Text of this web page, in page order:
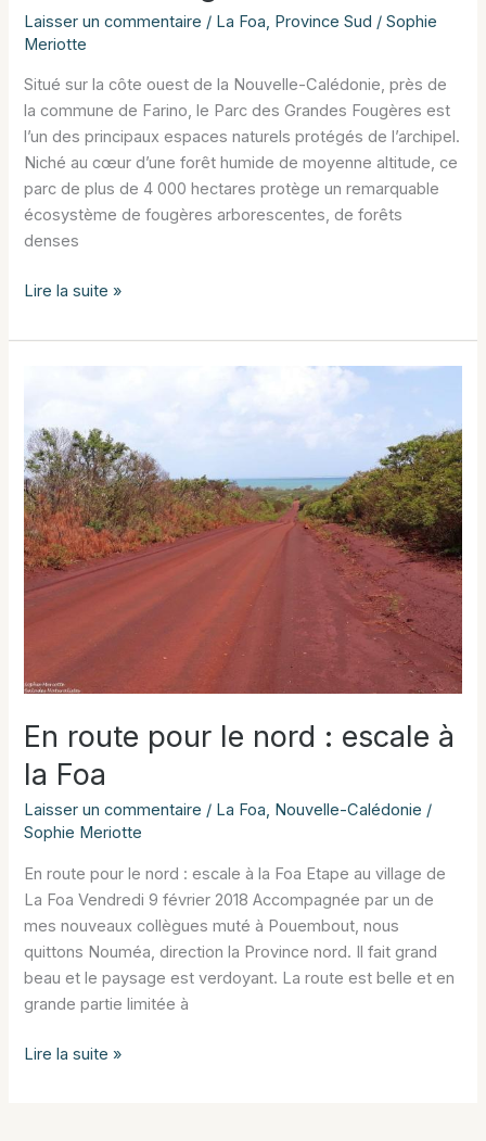
Laisser un commentaire / La Foa, Province Sud /Sophie
Meriotte
Situé sur la côte ouest de la Nouvelle-Calédonie, près de
la commune de Farino, le Parc des Grandes Fougères est
l’un des principaux espaces naturels protégés de l’archipel.
Niché au cœur d’une forêt humide de moyenne altitude, ce
parc de plus de 4 000 hectares protège un remarquable
écosystème de fougères arborescentes, de forêts
denses
Les
ans
Grandes
Fougères
Lire la suite »
En route pour le nord : escale à
la Foa
Laisser un commentaire / La Foa, Nouvelle-Calédonie /
Sophie Meriotte
En route pour le nord : escale à la Foa Etape au village de
La Foa Vendredi 9 février 2018 Accompagnée par un de
mes nouveaux collègues muté à Pouembout, nous
quittons Nouméa, direction la Province nord. Il fait grand
beau et le paysage est verdoyant. La route est belle et en
grande partie limitée à
En
Lire la suite »